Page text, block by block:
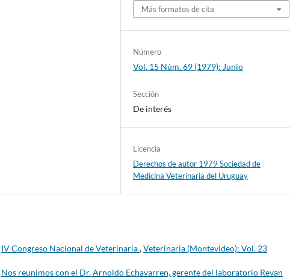
Más formatos de cita
Número
Vol. 15 Núm. 69 (1979): Junio
Sección
De interés
Licencia
Derechos de autor 1979 Sociedad de
Medicina Veterinaria del Uruguay
IV Congreso Nacional de Veterinaria,Veterinaria (Montevideo): Vol. 23
Nos reunimos con el Dr. Arnoldo Echavarren, gerente del laboratorio Revan